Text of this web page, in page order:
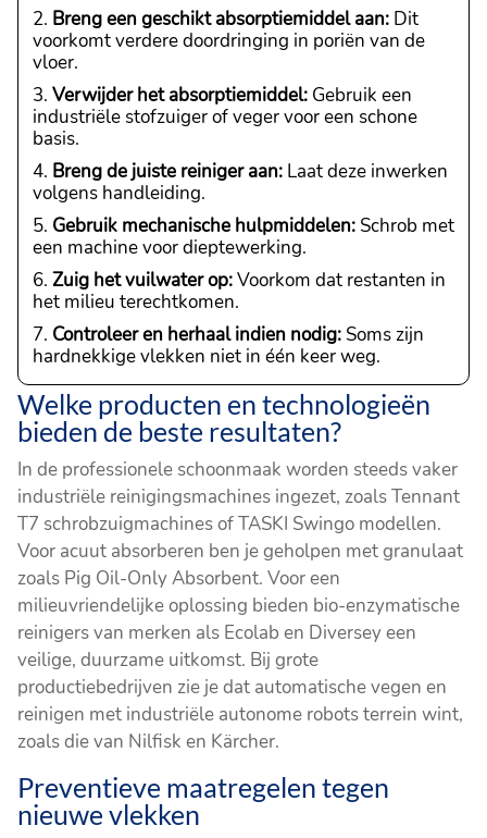
Breng een geschikt absorptiemiddel aan: Dit
voorkomt verdere doordringing in poriën van de
vloer.
Verwijder het absorptiemiddel: Gebruik een
industriële stofzuiger of veger voor een schone
basis.
Breng de juiste reiniger aan: Laat deze inwerken
volgens handleiding.
Gebruik mechanische hulpmiddelen: Schrob met
een machine voor dieptewerking.
Zuig het vuilwater op:Voorkom dat restanten in
het milieu terechtkomen.
Controleer en herhaal indien nodig: Soms zijn
hardnekkige vlekken niet in één keer weg.
Welke producten en technologieën
bieden de beste resultaten?
In de professionele schoonmaak worden steeds vaker
industriële reinigingsmachines ingezet, zoals Tennant
T7 schrobzuigmachines of TASKI Swingo modellen.
Voor acuut absorberen ben je geholpen met granulaat
zoals Pig Oil-Only Absorbent. Voor een
milieuvriendelijke oplossing bieden bio-enzymatische
reinigers van merken als Ecolab en Diversey een
veilige, duurzame uitkomst. Bij grote
productiebedrijven zie je dat automatische vegen en
reinigen met industriële autonome robots terrein wint,
zoals die van Nilfisk en Kärcher.
Preventieve maatregelen tegen
nieuwe vlekken